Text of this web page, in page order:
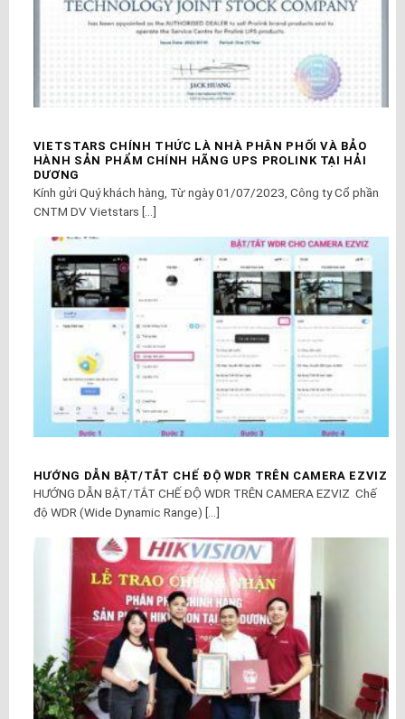
VIETSTARS CHÍNH THỨC LÀ NHÀ PHÂN PHỐI VÀ BẢO
HÀNH SẢN PHẨM CHÍNH HÃNG UPS PROLINK TẠI HẢI
DƯƠNG
Kính gửi Quý khách hàng, Từ ngày 01/07/2023, Công ty Cổ phần
CNTM DV Vietstars [...]
HƯỚNG DẪN BẬT/TẮT CHẾ ĐỘ WDR TRÊN CAMERA EZVIZ
HƯỚNG DẪN BẬT/TẮT CHẾ ĐỘ WDR TRÊN CAMERA EZVIZ Chế
độ WDR (Wide Dynamic Range) [...]